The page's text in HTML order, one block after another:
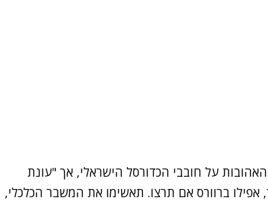
על חובבי הכדורסל הישראלי, אך "עונת
בהילוך נמוך, אפילו ברוורס אם תרצו. תאשימו את המשבר הכלכלי,